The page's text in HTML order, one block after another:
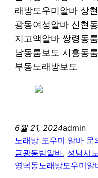
래방도우미알바 상
광동여성알바 신현
지고액알바 쌍령동
남동룸보도 시흥동
부동노래방보도
6월 21, 2024admin
노래방 도우미 알바
금광동밤알바, 성남시
영덕동노래방도우미알